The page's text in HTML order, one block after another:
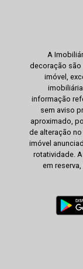
A
decoração são
imóvel,
informação
sem aviso
aproximado,
de alteração
imóvel
rotatividade.
em